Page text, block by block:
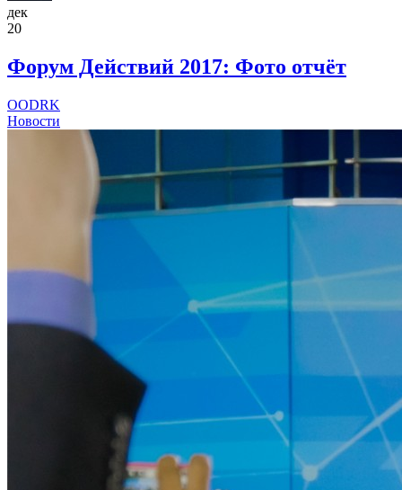
дек
20
Форум Действий 2017: Фото отчёт
OODRK
Новости